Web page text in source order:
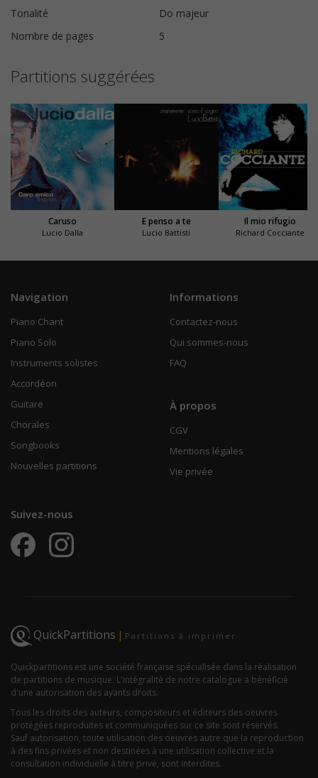
Tonalité
Do majeur
Nombre de pages
5
Partitions suggérées
Caruso
Lucio Dalla
E penso a te
Lucio Battisti
Il mio rifugio
Richard Cocciante
Navigation
Piano Chant
Piano Solo
Instruments solistes
Accordéon
Guitare
Chorales
Songbooks
Nouvelles partitions
Informations
Contactez-nous
Qui sommes-nous
FAQ
À propos
CGV
Mentions légales
Vie privée
Suivez-nous
QuickPartitions | Partitions à imprimer
Quickpartitions est une société française spécialisée dans la réalisation
de partitions de musique. L'intégralité de notre catalogue a bénéficié
d'une autorisation des ayants droits.
Tous les droits des auteurs, compositeurs et éditeurs des oeuvres
protégées reproduites et communiquées sur ce site sont réservés.
Sauf autorisation, toute utilisation des oeuvres autre que la reproduction
à des fins privées et non destinées à une utilisation collective et la
consultation individuelle à titre privé, sont interdites.